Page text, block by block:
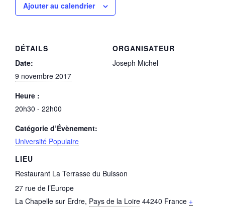
Ajouter au calendrier
DÉTAILS
Date:
9 novembre 2017
Heure :
20h30 - 22h00
Catégorie d’Évènement:
Université Populaire
LIEU
Restaurant La Terrasse du Buisson
27 rue de l’Europe
La Chapelle sur Erdre, Pays de la Loire 44240 France +
ORGANISATEUR
Joseph Michel